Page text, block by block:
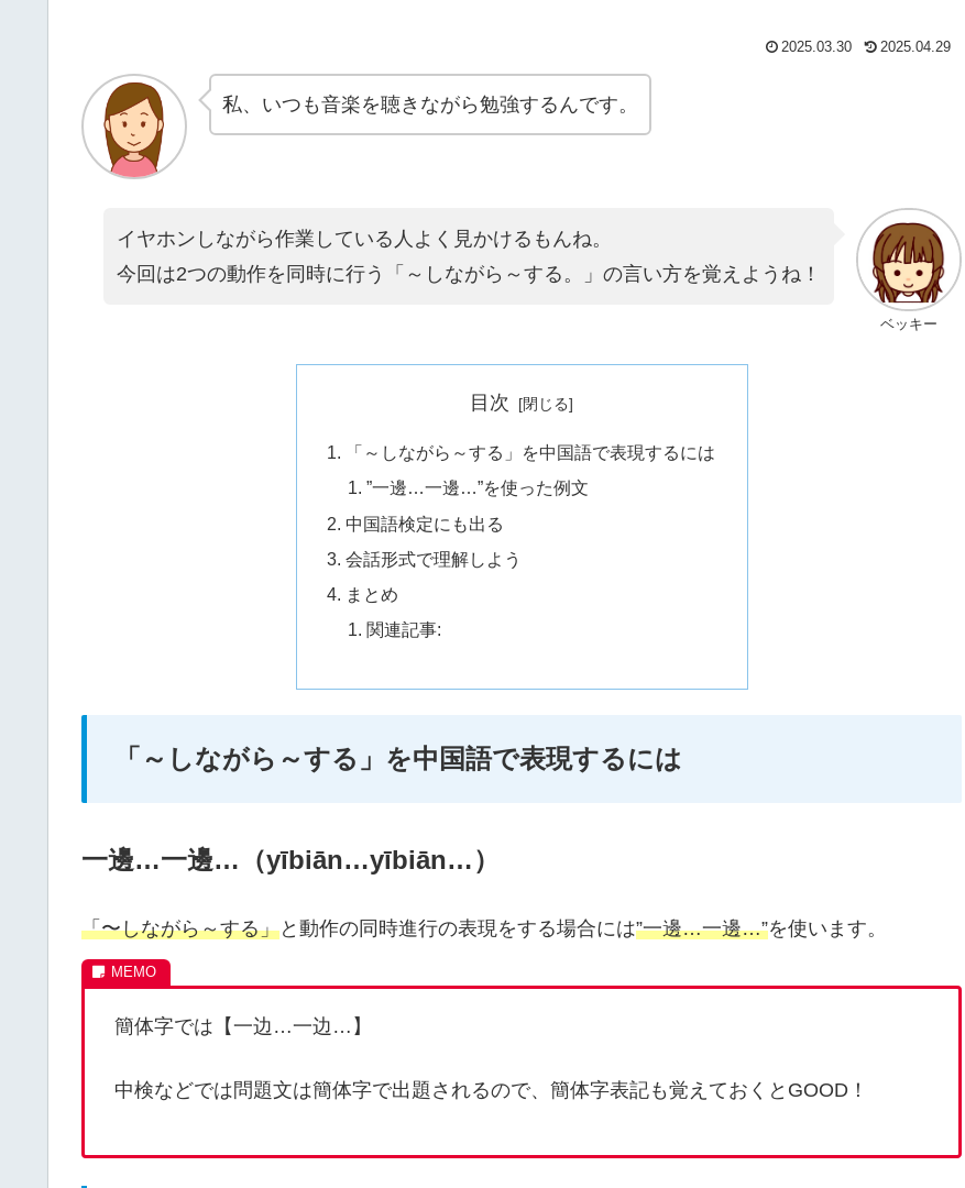
2025.03.30 2025.04.29
私、いつも音楽を聴きながら勉強するんです。
ベッキー
イヤホンしながら作業している人よく見かけるもんね。
今回は2つの動作を同時に行う「～しながら～する。」の言い方を覚えようね！
目次
「～しながら～する」を中国語で表現するには
”一邊…一邊…”を使った例文
中国語検定にも出る
会話形式で理解しよう
まとめ
関連記事:
「～しながら～する」を中国語で表現するには
一邊…一邊…（yībiān…yībiān…）
「〜しながら～する」と動作の同時進行の表現をする場合には”一邊…一邊…”を使います。
簡体字では【一边…一边…】
中検などでは問題文は簡体字で出題されるので、簡体字表記も覚えておくとGOOD！